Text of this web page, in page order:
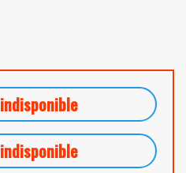
indisponible
indisponible